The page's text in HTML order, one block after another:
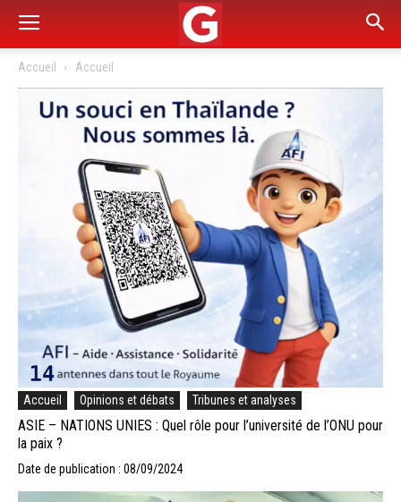
Accueil Accueil
Accueil Opinions et débats Tribunes et analyses
ASIE – NATIONS UNIES : Quel rôle pour l’université de l’ONU pour
la paix ?
Date de publication : 08/09/2024